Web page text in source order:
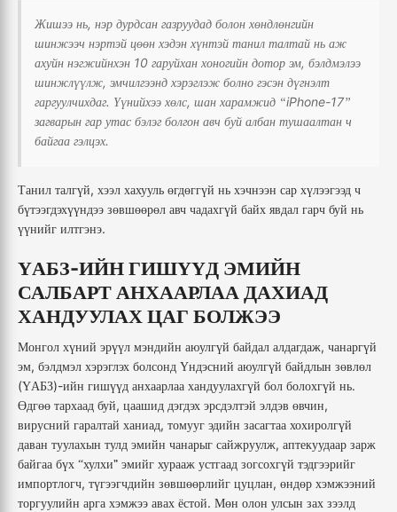
Жишээ нь, нэр дурдсан газруудад болон хөндлөнгийн
шинжээч нэртэй цөөн хэдэн хүнтэй танил талтай нь аж
ахуйн нэгжийнхэн 10 гаруйхан хоногийн дотор эм, бэлдмэлээ
шинжлүүлж, эмчилгээнд хэрэглэж болно гэсэн дүгнэлт
гаргуулчихдаг. Үүнийхээ хөлс, шан харамжид “iPhone-17”
загварын гар утас бэлэг болгон авч буй албан тушаалтан ч
байгаа гэлцэх.
Танил талгүй, хээл хахууль өгдөггүй нь хэчнээн сар хүлээгээд ч
бүтээгдэхүүндээ зөвшөөрөл авч чадахгүй байх явдал гарч буй нь
үүнийг илтгэнэ.
ҮАБЗ-ИЙН ГИШҮҮД ЭМИЙН
САЛБАРТ АНХААРЛАА ДАХИАД
ХАНДУУЛАХ ЦАГ БОЛЖЭЭ
Монгол хүний эрүүл мэндийн аюулгүй байдал алдагдаж, чанаргүй
эм, бэлдмэл хэрэглэх болсонд Үндэсний аюулгүй байдлын зөвлөл
(ҮАБЗ)-ийн гишүүд анхаарлаа хандуулахгүй бол болохгүй нь.
Өдгөө тархаад буй, цаашид дэгдэх эрсдэлтэй элдэв өвчин,
вирусний гаралтай ханиад, томууг эдийн засагтаа хохиролгүй
даван туулахын тулд эмийн чанарыг сайжруулж, аптекуудаар зарж
байгаа бүх “хулхи” эмийг хурааж устгаад зогсохгүй тэдгээрийг
импортлогч, түгээгчдийн зөвшөөрлийг цуцлан, өндөр хэмжээний
торгуулийн арга хэмжээ авах ёстой. Мөн олон улсын зах зээлд